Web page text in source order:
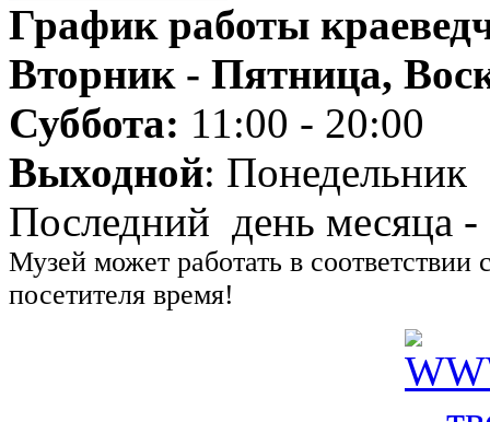
График работы
Вторник - Пятница,
Суббота: 11:00 - 20:00
Выходной: Понедельник
Последний день месяца -
Музей может работать в
посетителя время!